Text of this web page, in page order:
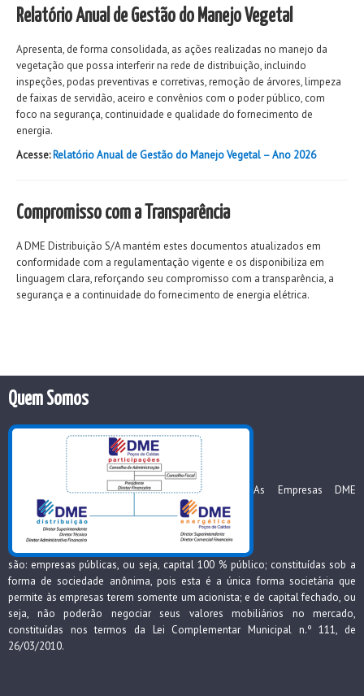
Relatório Anual de Gestão do Manejo Vegetal
Apresenta, de forma consolidada, as ações realizadas no manejo da
vegetação que possa interferir na rede de distribuição, incluindo
inspeções, podas preventivas e corretivas, remoção de árvores, limpeza
de faixas de servidão, aceiro e convênios com o poder público, com
foco na segurança, continuidade e qualidade do fornecimento de
energia.
Acesse:Relatório Anual de Gestão do Manejo Vegetal – Ano 2026
Compromisso com a Transparência
A DME Distribuição S/A mantém estes documentos atualizados em
conformidade com a regulamentação vigente e os disponibiliza em
linguagem clara, reforçando seu compromisso com a transparência, a
segurança e a continuidade do fornecimento de energia elétrica.
Quem Somos
As Empresas DME
são: empresas públicas, ou seja, capital 100 % público; constituídas sob a
forma de sociedade anônima, pois esta é a única forma societária que
permite às empresas terem somente um acionista; e de capital fechado, ou
seja, não poderão negociar seus valores mobiliários no mercado,
constituídas nos termos da Lei Complementar Municipal n.º 111, de
26/03/2010.